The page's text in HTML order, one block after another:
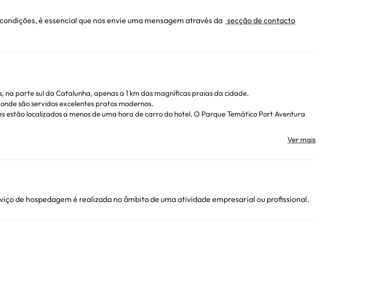
é essencial que nos envie uma mensagem através da secção de contacto
parte sul da Catalunha, apenas a 1 km das magníficas praias da cidade.
são servidos excelentes pratos modernos.
localizados a menos de uma hora de carro do hotel. O Parque Temático Port Aventura
diretamente no alojamento. Esta informação está sujeita a alterações pelo alojamento.
de hospedagem é realizada no âmbito de uma atividade empresarial ou profissional.